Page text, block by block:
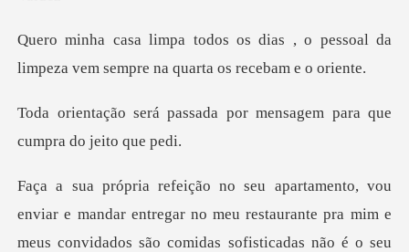
ias , o pessoal da
limpeza vem semp
ada por mensagem para qu
viar e mandar entregar no meu restaurante pra mim e
meu